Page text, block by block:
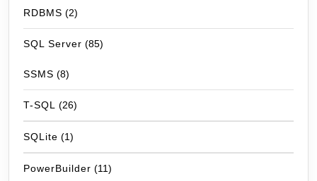
RDBMS (2)
SQL Server (85)
SSMS (8)
T-SQL (26)
SQLite (1)
PowerBuilder (11)